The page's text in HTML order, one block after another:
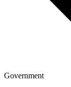
Government